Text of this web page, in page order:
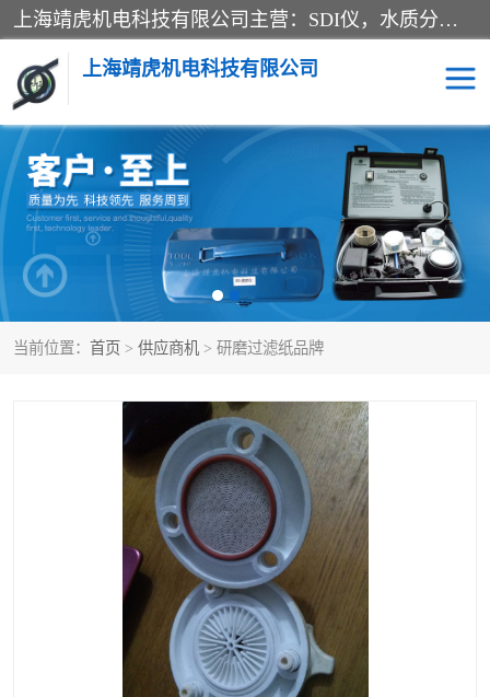
上海靖虎机电科技有限公司主营：SDI仪，水质分析仪，水质检测仪产品；上海靖虎机电科技有限公司在专业制造和研发等方面的强大的平台优势，利用自身在自动化仪表、自控系统及环保监测仪器的专长，以优良的技术，优越的产品质量和良好的服务质量与广大客户真诚合作。
上海靖虎机电科技有限公司
当前位置： 首页 > 供应商机 > 研磨过滤纸品牌
SDI仪 过滤膜过滤纸
PH电导测试笔 水质分析仪
水质检测仪 电导测试笔
PH电导测试仪